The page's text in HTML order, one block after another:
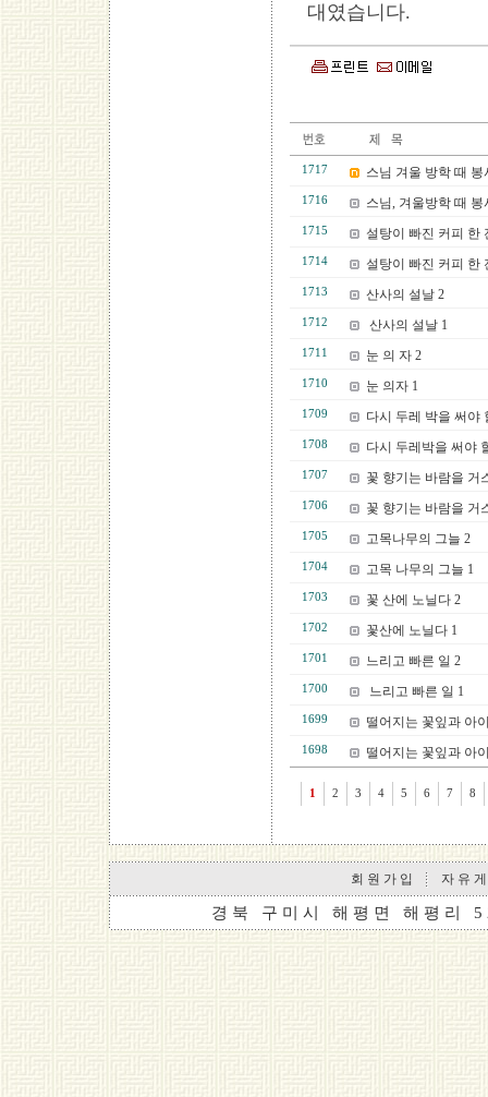
대였습니다.
1717 스님 겨울 방학 때
1716 스님, 겨울방학 때
1715 설탕이 빠진 커피 한
1714 설탕이 빠진 커피 한
1713 산사의 설날 2
1712 산사의 설날 1
1711 눈 의 자 2
1710 눈 의자 1
1709 다시 두레 박을 써야
1708 다시 두레박을 써야
1707 꽃 향기는 바람을 거
1706 꽃 향기는 바람을 거
1705 고목나무의 그늘 2
1704 고목 나무의 그늘 1
1703 꽃 산에 노닐다 2
1702 꽃산에 노닐다 1
1701 느리고 빠른 일 2
1700 느리고 빠른 일 1
1699 떨어지는 꽃잎과 아
1698 떨어지는 꽃잎과 아
1 2 3 4 5 6 7 8
회 원 가 입 자 유
경 북 구 미 시 해 평 면 해 평